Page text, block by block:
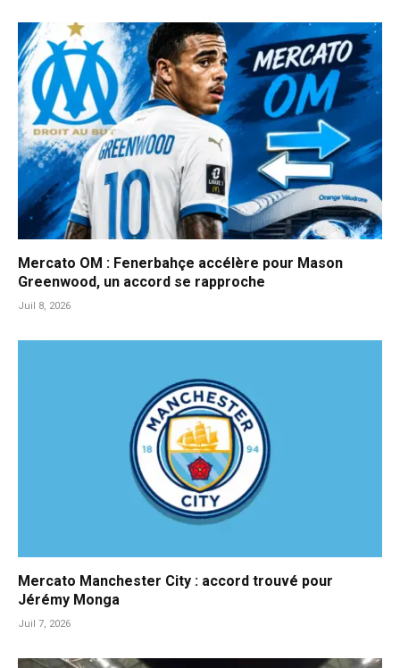
Mercato OM : Fenerbahçe accélère pour Mason
Greenwood, un accord se rapproche
Juil 8, 2026
Mercato Manchester City : accord trouvé pour
Jérémy Monga
Juil 7, 2026